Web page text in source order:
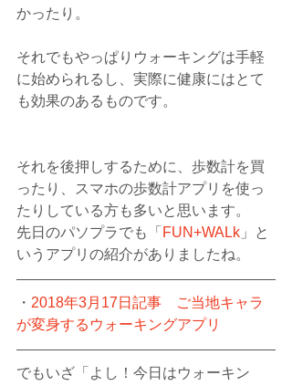
かったり。
それでもやっぱりウォーキングは手軽
に始められるし、実際に健康にはとて
も効果のあるものです。
それを後押しするために、歩数計を買
ったり、スマホの歩数計アプリを使っ
たりしている方も多いと思います。
先日のパソプラでも「 FUN+WALk 」と
いうアプリの紹介がありましたね。
・ 2018年3月17日記事　ご当地キャラ
が変身するウォーキングアプリ
でもいざ「よし！今日はウォーキン